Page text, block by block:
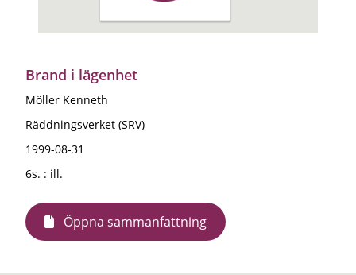
Brand i lägenhet
Möller Kenneth
Räddningsverket (SRV)
1999-08-31
6s. : ill.
Öppna sammanfattning